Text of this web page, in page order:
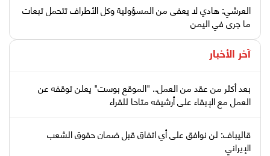
العرشي: هادي لا يعفى من المسؤولية وكل الأطراف تتحمل تبعات
ما جرى في اليمن
آخر الأخبار
بعد أكثر من عقد من العمل.. "الموقع بوست" يعلن توقفه عن
العمل مع الإبقاء على أرشيفه متاحا للقراء
قاليباف: لن نوافق على أي اتفاق قبل ضمان حقوق الشعب
الإيراني